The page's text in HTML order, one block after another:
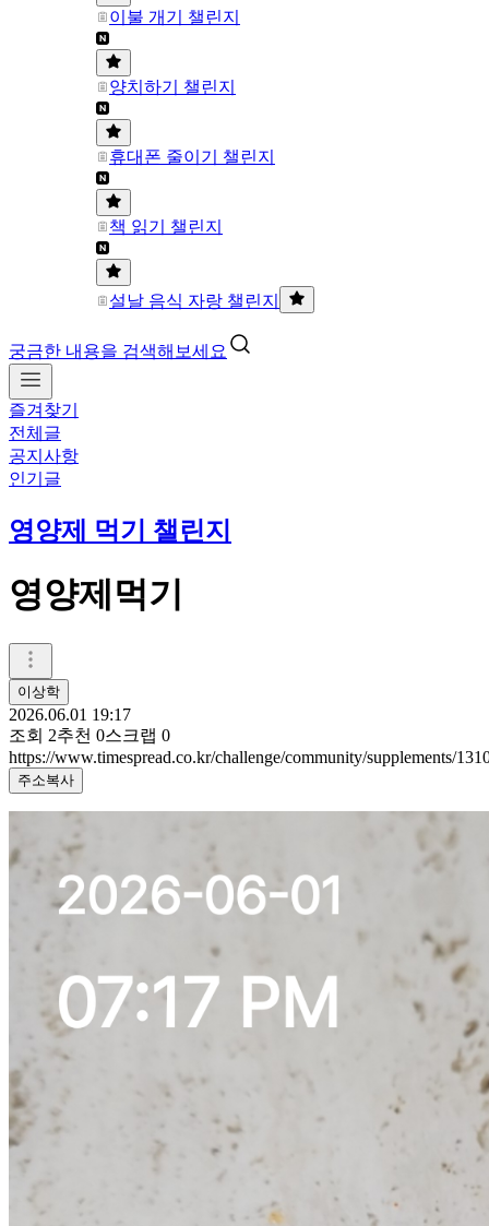
이불 개기 챌린지
양치하기 챌린지
휴대폰 줄이기 챌린지
책 읽기 챌린지
설날 음식 자랑 챌린지
궁금한 내용을 검색해보세요
즐겨찾기
전체글
공지사항
인기글
영양제 먹기 챌린지
영양제먹기
이상학
2026.06.01 19:17
조회 2추천 0스크랩 0
https://www.timespread.co.kr/challenge/community/supplements/
주소복사